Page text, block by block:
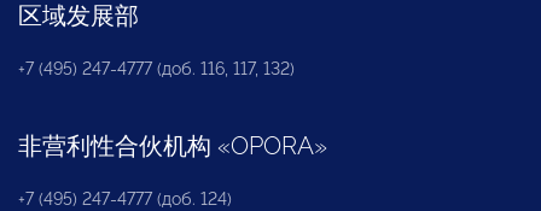
区域发展部
+7 (495) 247-4777 (доб. 116, 117, 132)
非营利性合伙机构 «OPORA»
+7 (495) 247-4777 (доб. 124)